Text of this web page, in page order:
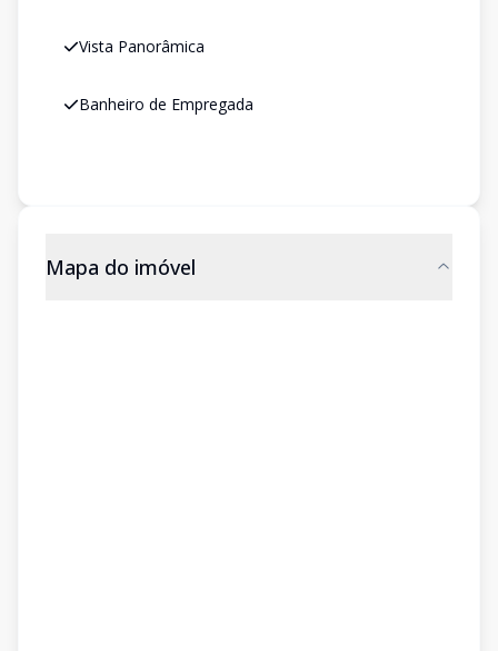
Vista Panorâmica
Banheiro de Empregada
Mapa do imóvel